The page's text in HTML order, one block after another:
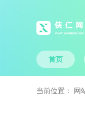
首页
当前位置： 网